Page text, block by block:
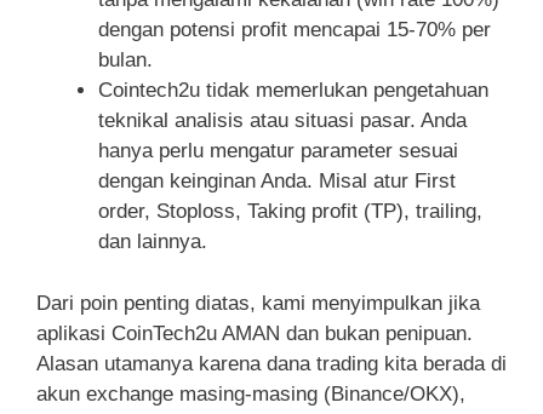
dengan potensi profit mencapai 15-70% per
bulan.
Cointech2u tidak memerlukan pengetahuan
teknikal analisis atau situasi pasar. Anda
hanya perlu mengatur parameter sesuai
dengan keinginan Anda. Misal atur First
order, Stoploss, Taking profit (TP), trailing,
dan lainnya.
Dari poin penting diatas, kami menyimpulkan jika
aplikasi CoinTech2u AMAN dan bukan penipuan.
Alasan utamanya karena dana trading kita berada di
akun exchange masing-masing (Binance/OKX),